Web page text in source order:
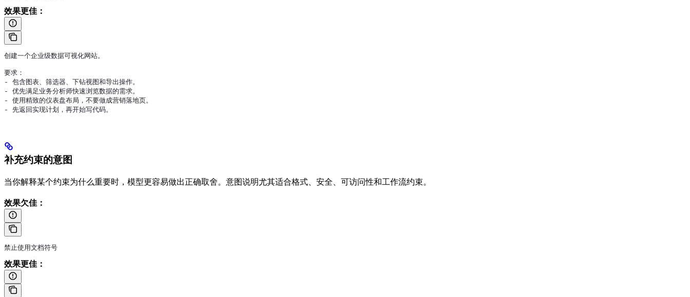
效果更佳：
创建一个企业级数据可视化网站。
要求：
- 包含图表、筛选器、下钻视图和导出操作。
- 优先满足业务分析师快速浏览数据的需求。
- 使用精致的仪表盘布局，不要做成营销落地页。
- 先返回实现计划，再开始写代码。
补充约束的意图
当你解释某个约束为什么重要时，模型更容易做出正确取舍。意图说明尤其适合格式、安全、可访问性和工作流约束。
效果欠佳：
禁止使用文档符号
效果更佳：